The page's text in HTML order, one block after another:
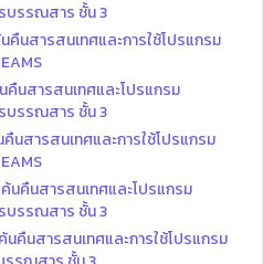
บรรณสาร ชั้น 3
นสารสนเทศและการใช้โปรแกรม
นสารสนเทศและโปรแกรม
บรรณสาร ชั้น 3
นสารสนเทศและการใช้โปรแกรม
นคืนสารสนเทศและโปรแกรม
บรรณสาร ชั้น 3
คืนสารสนเทศและการใช้โปรแกรม